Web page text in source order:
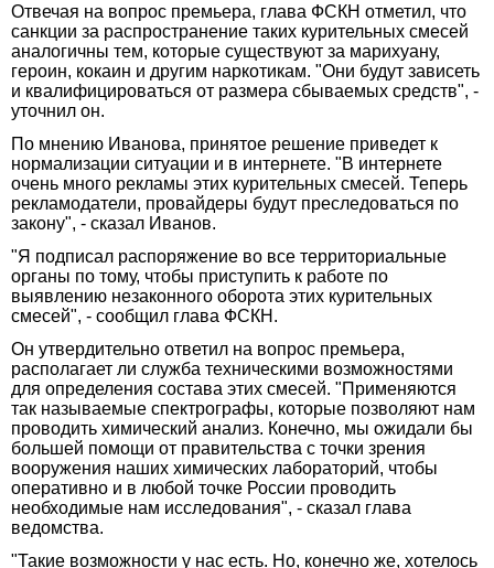
Отвечая на вопрос премьера, глава ФСКН отметил, что
санкции за распространение таких курительных смесей
аналогичны тем, которые существуют за марихуану,
героин, кокаин и другим наркотикам. "Они будут зависеть
и квалифицироваться от размера сбываемых средств", -
уточнил он.
По мнению Иванова, принятое решение приведет к
нормализации ситуации и в интернете. "В интернете
очень много рекламы этих курительных смесей. Теперь
рекламодатели, провайдеры будут преследоваться по
закону", - сказал Иванов.
"Я подписал распоряжение во все территориальные
органы по тому, чтобы приступить к работе по
выявлению незаконного оборота этих курительных
смесей", - сообщил глава ФСКН.
Он утвердительно ответил на вопрос премьера,
располагает ли служба техническими возможностями
для определения состава этих смесей. "Применяются
так называемые спектрографы, которые позволяют нам
проводить химический анализ. Конечно, мы ожидали бы
большей помощи от правительства с точки зрения
вооружения наших химических лабораторий, чтобы
оперативно и в любой точке России проводить
необходимые нам исследования", - сказал глава
ведомства.
"Такие возможности у нас есть. Но, конечно же, хотелось